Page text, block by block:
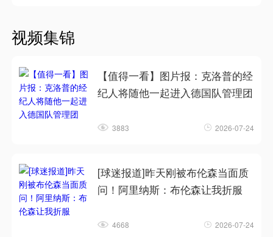
视频集锦
【值得一看】图片报：克洛普的经
纪人将随他一起进入德国队管理团
3883 2026-07-24
[球迷报道]昨天刚被布伦森当面质
问！阿里纳斯：布伦森让我折服
4668 2026-07-24